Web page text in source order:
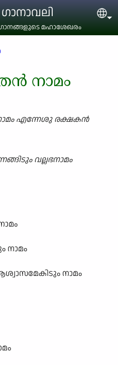
മഹാശേഖരം
നാമം
എന്നേശു രക്ഷകൻ
വല്ലഭനാമം
നാമം
നാമം